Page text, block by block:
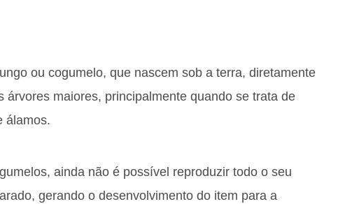
ou cogumelo, que nascem sob a terra, diretamente
árvores maiores, principalmente quando se trata de
álamos.
ainda não é possível reproduzir todo o seu
gerando o desenvolvimento do item para a